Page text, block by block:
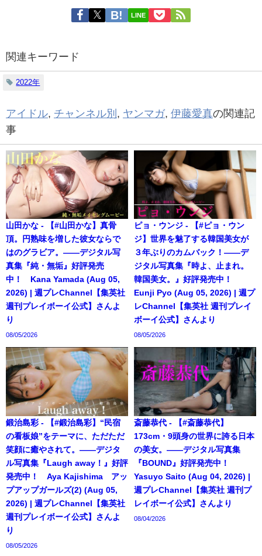
LINE
関連キーワード
2022年
アイドル, チャンネル別 , ヤンマガ, 伊藤愛真の関連記
事
山田かな - 【#山田かな】真骨
頂。円熟味を増した彼女ならで
はのグラビア。――デジタル写
真集『純・無垢』好評発売
中！ Kana Yamada (Aug 05,
2026) | 週プレChannel【集英社
週刊プレイボーイ公式】さんよ
り
08/05/2026
ピョ・ウンジ - 【#ピョ・ウン
ジ】世界を魅了する韓国美女が
３年ぶりのカムバック！――デ
ジタル写真集『時よ、止まれ。
韓国美女。』好評発売中！
Eunji Pyo (Aug 05, 2026) | 週プ
レChannel【集英社 週刊プレイ
ボーイ公式】さんより
08/05/2026
鍛治島彩 - 【#鍛治島彩】“民宿
の看板娘”をテーマに、ただただ
笑顔に癒やされて。――デジタ
ル写真集『Laugh away！』好評
発売中！ Aya Kajishima アッ
プアップガールズ(2) (Aug 05,
2026) | 週プレChannel【集英社
週刊プレイボーイ公式】さんよ
り
08/05/2026
斎藤恭代 - 【#斎藤恭代】
173cm・9頭身の世界に誇る日本
の美女。――デジタル写真集
『BOUND』好評発売中！
Yasuyo Saito (Aug 04, 2026) |
週プレChannel【集英社 週刊プ
レイボーイ公式】さんより
08/04/2026